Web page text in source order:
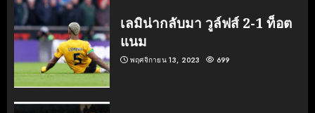
เลมิน่ากลับมา วูล์ฟส์ 2-1 ท็อต
แนม
พฤศจิกายน 13, 2023 699